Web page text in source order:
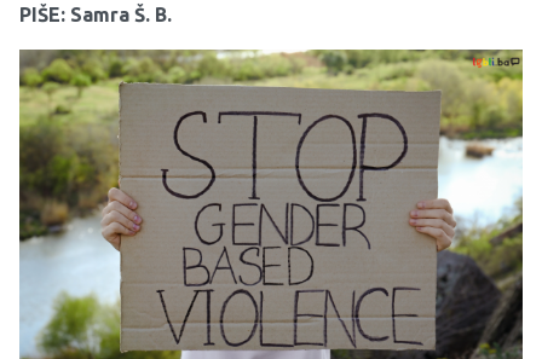
PIŠE: Samra Š. B.